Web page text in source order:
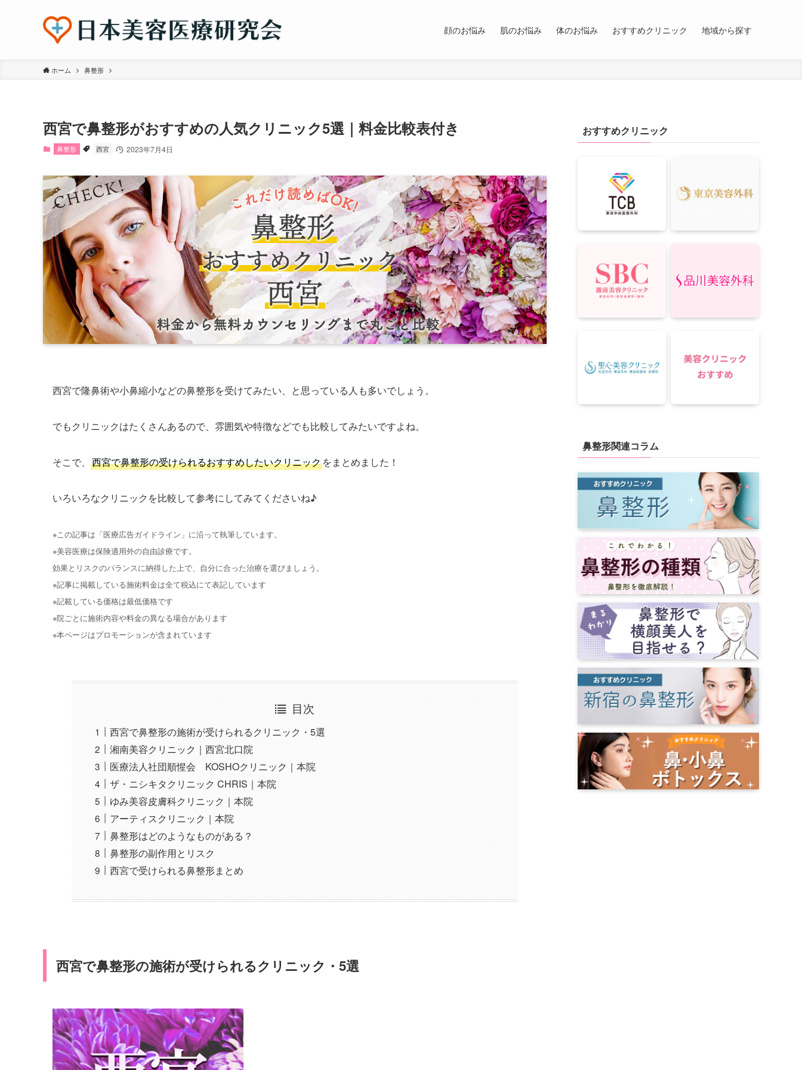
顔のお悩み 肌のお悩み 体のお悩み おすすめクリニック 地域から探す
ホーム 鼻整形
西宮で鼻整形がおすすめの人気クリニック5選｜料金比較表付き
鼻整形 西宮 2023年7月4日
西宮で隆鼻術や小鼻縮小などの鼻整形を受けてみたい、と思っている人も多いでしょう。
でもクリニックはたくさんあるので、雰囲気や特徴などでも比較してみたいですよね。
そこで、 西宮で鼻整形の受けられるおすすめしたいクリニックをまとめました！
いろいろなクリニックを比較して参考にしてみてくださいね♪
※この記事は「医療広告ガイドライン」に沿って執筆しています。
※美容医療は保険適用外の自由診療です。
効果とリスクのバランスに納得した上で、自分に合った治療を選びましょう。
※記事に掲載している施術料金は全て税込にて表記しています
※記載している価格は最低価格です
※院ごとに施術内容や料金の異なる場合があります
※本ページはプロモーションが含まれています
目次
西宮で鼻整形の施術が受けられるクリニック・5選
湘南美容クリニック｜西宮北口院
医療法人社団順惺会 KOSHOクリニック｜本院
ザ・ニシキタクリニック CHRIS｜本院
ゆみ美容皮膚科クリニック｜本院
アーティスクリニック｜本院
鼻整形はどのようなものがある？
鼻整形の副作用とリスク
西宮で受けられる鼻整形まとめ
西宮で鼻整形の施術が受けられるクリニック・5選
おすすめクリニック
鼻整形関連コラム